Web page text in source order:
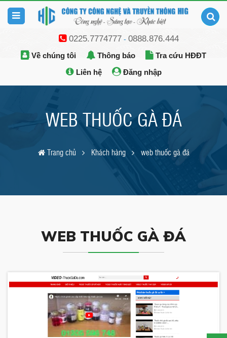
0225.7774777- 0888.876.444
Về chúng tôi Thông báo
Tra cứu HĐĐT
Liên hệ
Đăng nhập
WEB THUỐC GÀ ĐÁ
Trang chủ Khách hàng web thuốc gà đá
WEB THUỐC GÀ ĐÁ